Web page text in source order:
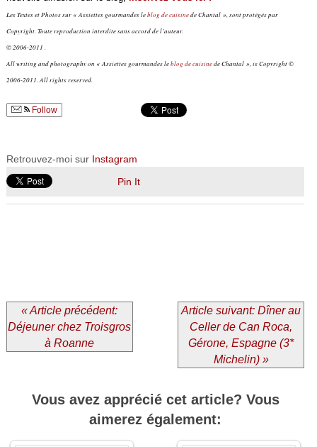
Les Textes et Photos sur « Assiettes gourmandes leblog de cuisinede Chantal », sont protégés par
Copyright. Toute reproduction interdite sans accord de l’auteur.
© 2006-2011 .
All writing and photography on « Assiettes gourmandes leblog de cuisinede Chantal », is Copyright ©
2006-2011. All rights reserved.
Follow
Retrouvez-moi sur Instagram
Pin It
« Article précédent:
Déjeuner chez Troisgros
à Roanne
Article suivant: Dîner au
Celler de Can Roca,
Gérone, Espagne (3*
Michelin) »
Vous avez apprécié cet article? Vous
aimerez également: